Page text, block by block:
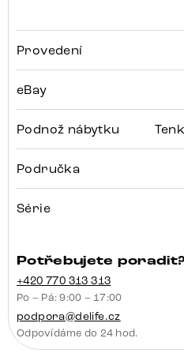
Provedení
eBay
Podnož nábytku
Područka
Série
Potřebujete poradit?
+420 770 313 313
Po – Pá: 9:00 – 17:00
podpora@delife.cz
Odpovídáme do 24 hod.